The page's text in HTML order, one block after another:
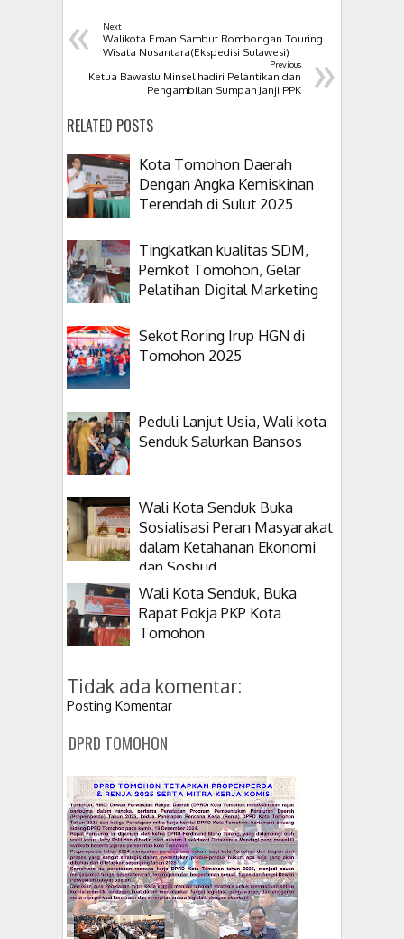
« Next
Walikota Eman Sambut Rombongan Touring
Wisata Nusantara(Ekspedisi Sulawesi)
»
Previous
Ketua Bawaslu Minsel hadiri Pelantikan dan
Pengambilan Sumpah Janji PPK
RELATED POSTS
Kota Tomohon Daerah
Dengan Angka Kemiskinan
Terendah di Sulut 2025
Tingkatkan kualitas SDM,
Pemkot Tomohon, Gelar
Pelatihan Digital Marketing
Sekot Roring Irup HGN di
Tomohon 2025
Peduli Lanjut Usia, Wali kota
Senduk Salurkan Bansos
Wali Kota Senduk Buka
Sosialisasi Peran Masyarakat
dalam Ketahanan Ekonomi
dan Sosbud
Wali Kota Senduk, Buka
Rapat Pokja PKP Kota
Tomohon
Tidak ada komentar:
Posting Komentar
DPRD TOMOHON